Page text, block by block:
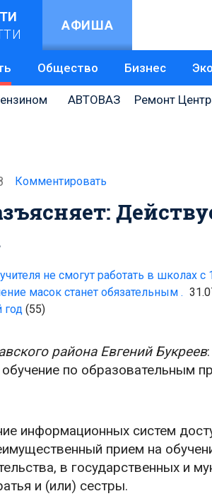
АФИША
Общество Бизнес
АВТОВАЗ Ремонт
Комментировать
не смогут работать в школах с
масок станет обязательным .
год (55)
района Евгений Букреев
по образовательным
информационных систем
прием на
в государственных и
и (или) сестры.